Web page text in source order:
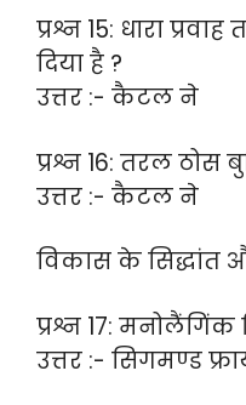
प्रश्न 15: धारा
दिया है ?
उत्तर :- कैटल ने
प्रश्न 16: तरल ठोस
उत्तर :- कैटल ने
विकास के सिद्धांत
प्रश्न 17: मनोलैंगिंक
उत्तर :- सिगमण्ड